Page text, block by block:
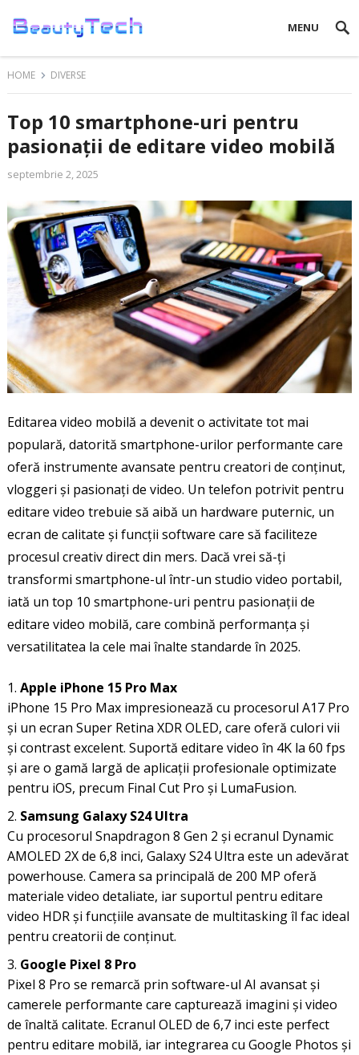
MENU
HOME DIVERSE
Top 10 smartphone-uri pentru
pasionații de editare video mobilă
septembrie 2, 2025
Editarea video mobilă a devenit o activitate tot mai
populară, datorită smartphone-urilor performante care
oferă instrumente avansate pentru creatori de conținut,
vloggeri și pasionați de video. Un telefon potrivit pentru
editare video trebuie să aibă un hardware puternic, un
ecran de calitate și funcții software care să faciliteze
procesul creativ direct din mers. Dacă vrei să-ți
transformi smartphone-ul într-un studio video portabil,
iată un top 10 smartphone-uri pentru pasionații de
editare video mobilă, care combină performanța și
versatilitatea la cele mai înalte standarde în 2025.
Apple iPhone 15 Pro Max
iPhone 15 Pro Max impresionează cu procesorul A17 Pro
și un ecran Super Retina XDR OLED, care oferă culori vii
și contrast excelent. Suportă editare video în 4K la 60 fps
și are o gamă largă de aplicații profesionale optimizate
pentru iOS, precum Final Cut Pro și LumaFusion.
Samsung Galaxy S24 Ultra
Cu procesorul Snapdragon 8 Gen 2 și ecranul Dynamic
AMOLED 2X de 6,8 inci, Galaxy S24 Ultra este un adevărat
powerhouse. Camera sa principală de 200 MP oferă
materiale video detaliate, iar suportul pentru editare
video HDR și funcțiile avansate de multitasking îl fac ideal
pentru creatorii de conținut.
Google Pixel 8 Pro
Pixel 8 Pro se remarcă prin software-ul AI avansat și
camerele performante care capturează imagini și video
de înaltă calitate. Ecranul OLED de 6,7 inci este perfect
pentru editare mobilă, iar integrarea cu Google Photos și